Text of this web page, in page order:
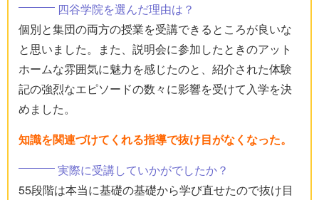
四谷学院を選んだ理由は？
個別と集団の両方の授業を受講できるところが良いな
と思いました。また、説明会に参加したときのアット
ホームな雰囲気に魅力を感じたのと、紹介された体験
記の強烈なエピソードの数々に影響を受けて入学を決
めました。
知識を関連づけてくれる指導で抜け目がなくなった。
実際に受講していかがでしたか？
55段階は本当に基礎の基礎から学び直せたので抜け目